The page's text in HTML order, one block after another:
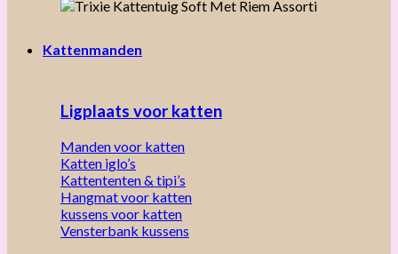
Kattenmanden
Ligplaats voor katten
Manden voor katten
Katten iglo’s
Kattententen & tipi’s
Hangmat voor katten
kussens voor katten
Vensterbank kussens